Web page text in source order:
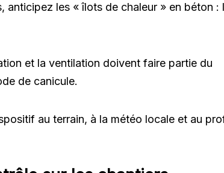
anticipez les « îlots de chaleur » en béton :
et la ventilation doivent faire partie du
de canicule.
au terrain, à la météo locale et au